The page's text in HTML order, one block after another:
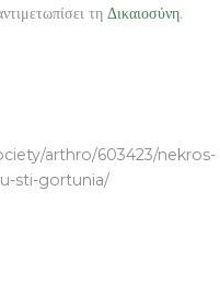
τη Δικαιοσύνη.
arthro/603423/nekros-
sti-gortunia/